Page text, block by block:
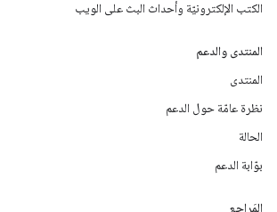
الكتب الإلكترونيّة وأحداث البث على الويب
المنتدى والدعم
المنتدى
نظرة عامّة حول الدعم
الحالة
بوّابة الدعم
المَراجع